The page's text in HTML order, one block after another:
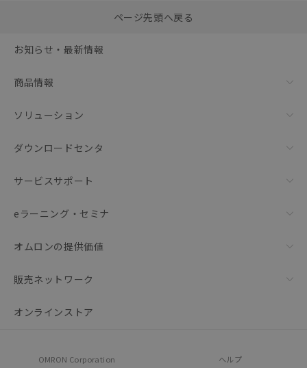
括ダウンロード
ページ先頭へ戻る
お知らせ・最新情報
商品情報
ソリューション
ダウンロードセンタ
サービスサポート
eラーニング・セミナ
オムロンの提供価値
販売ネットワーク
オンラインストア
OMRON Corporation ヘルプ